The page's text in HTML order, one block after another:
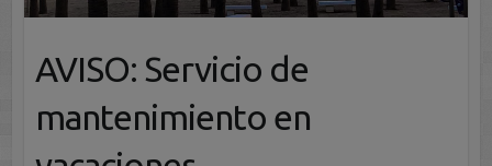
AVISO: Servicio de
mantenimiento en